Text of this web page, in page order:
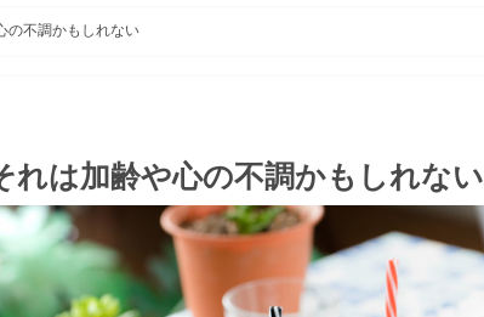
の不調かもしれない
れは加齢や心の不調かもしれない